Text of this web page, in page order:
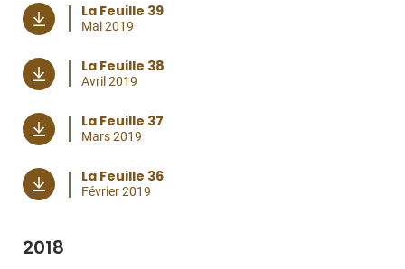
La Feuille 39
Mai 2019
La Feuille 38
Avril 2019
La Feuille 37
Mars 2019
La Feuille 36
Février 2019
2018